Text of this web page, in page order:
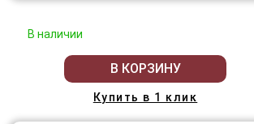
В наличии
В КОРЗИНУ
Купить в 1 клик